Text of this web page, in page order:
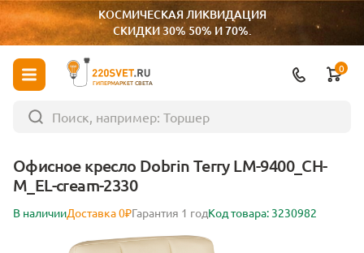
КОСМИЧЕСКАЯ ЛИКВИДАЦИЯ
СКИДКИ 30% 50% И 70%.
ГИПЕРМАРКЕТ СВЕТА
0
Офисное кресло Dobrin Terry LM-9400_CH-
M_EL-cream-2330
В наличииДоставка 0₽Гарантия 1 годКод товара: 3230982